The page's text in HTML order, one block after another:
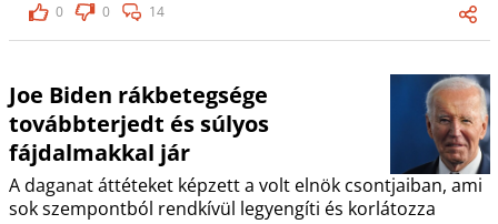
0
0 14
Joe Biden rákbetegsége
továbbterjedt és súlyos
fájdalmakkal jár
A daganat áttéteket képzett a volt elnök csontjaiban, ami
sok szempontból rendkívül legyengíti és korlátozza